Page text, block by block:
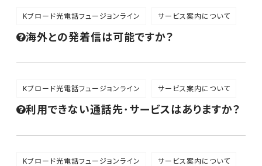
Kブロード光電話フュージョンライン サービス案内について
海外との発着信は可能ですか？
Kブロード光電話フュージョンライン サービス案内について
利用できない通話先･サービスはありますか？
Kブロード光電話フュージョンライン サービス案内について